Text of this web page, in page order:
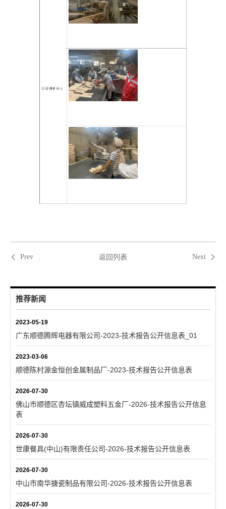
Prev 返回列表 Next
推荐新闻
2023-05-19
广东顺德腾辉电器有限公司-2023-技术报告公开信息表_01
2023-03-06
顺德陈村源金恒创金属制品厂-2023-技术报告公开信息表
2026-07-30
佛山市顺德区杏坛镇威成塑料五金厂-2026-技术报告公开信息
表
2026-07-30
世康餐具(中山)有限责任公司-2026-技术报告公开信息表
2026-07-30
中山市南华搪瓷制品有限公司-2026-技术报告公开信息表
2026-07-30